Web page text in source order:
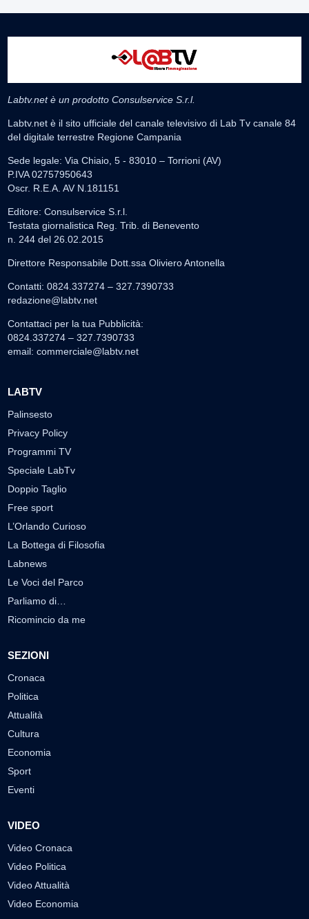
Labtv.net è un prodotto Consulservice S.r.l.
Labtv.net è il sito ufficiale del canale televisivo di Lab Tv canale 84
del digitale terrestre Regione Campania
Sede legale: Via Chiaio, 5 - 83010 – Torrioni (AV)
P.IVA 02757950643
Oscr. R.E.A. AV N.181151
Editore: Consulservice S.r.l.
Testata giornalistica Reg. Trib. di Benevento
n. 244 del 26.02.2015
Direttore Responsabile Dott.ssa Oliviero Antonella
Contatti: 0824.337274 – 327.7390733
redazione@labtv.net
Contattaci per la tua Pubblicità:
0824.337274 – 327.7390733
email: commerciale@labtv.net
LABTV
Palinsesto
Privacy Policy
Programmi TV
Speciale LabTv
Doppio Taglio
Free sport
L’Orlando Curioso
La Bottega di Filosofia
Labnews
Le Voci del Parco
Parliamo di…
Ricomincio da me
SEZIONI
Cronaca
Politica
Attualità
Cultura
Economia
Sport
Eventi
VIDEO
Video Cronaca
Video Politica
Video Attualità
Video Economia